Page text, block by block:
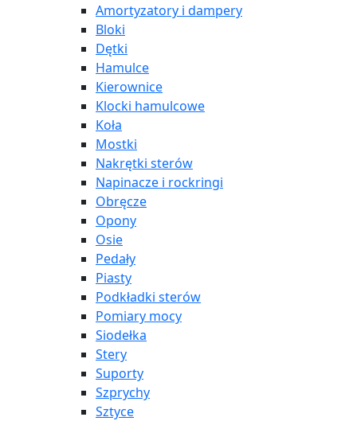
Amortyzatory i dampery
Bloki
Dętki
Hamulce
Kierownice
Klocki hamulcowe
Koła
Mostki
Nakrętki sterów
Napinacze i rockringi
Obręcze
Opony
Osie
Pedały
Piasty
Podkładki sterów
Pomiary mocy
Siodełka
Stery
Suporty
Szprychy
Sztyce